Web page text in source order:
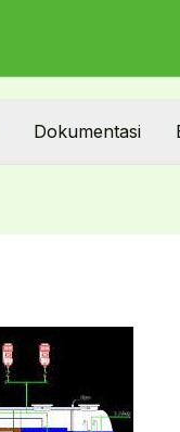
Dokumentasi